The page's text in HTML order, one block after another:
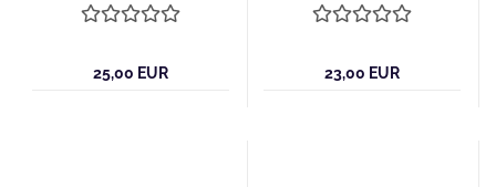
25,00 EUR 23,00 EUR